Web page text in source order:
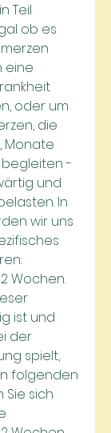
Teil
ob es
eine
oder um
die
Monate
-
und
In
wir uns
Wochen.
ist und
der
spielt,
folgenden
Sie sich